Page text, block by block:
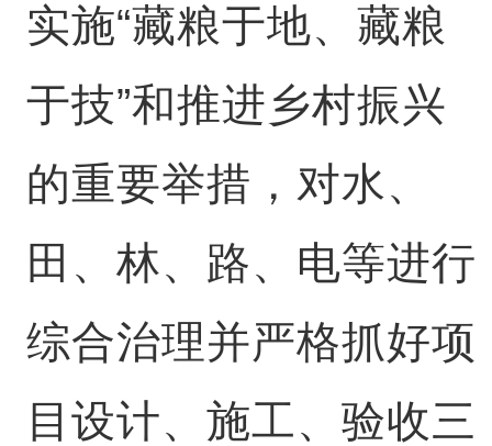
实施“藏粮于地、藏粮
于技”和推进乡村振兴
的重要举措，对水、
田、林、路、电等进行
综合治理并严格抓好项
目设计、施工、验收三